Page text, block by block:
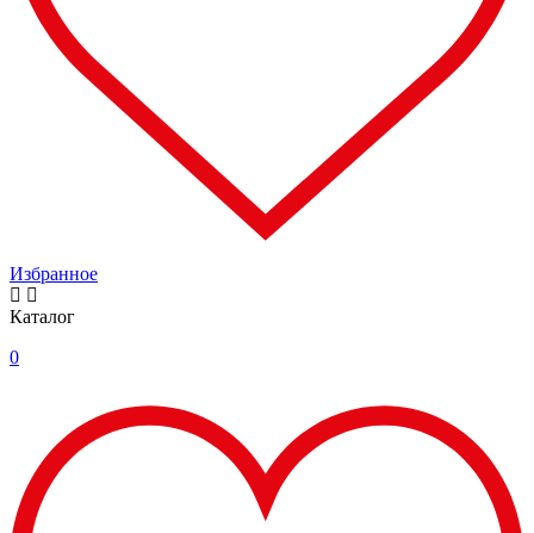
Избранное
Каталог
0